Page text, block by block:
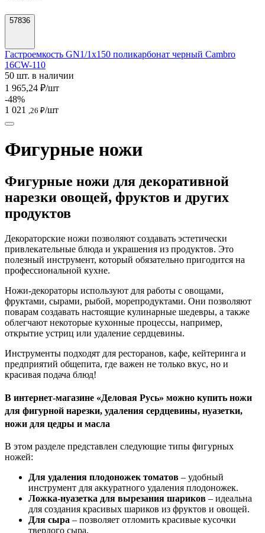
57836
Гастроемкость GN1/1х150 поликарбонат черный Cambro
16CW-110
50 шт. в наличии
1 965,24 ₽/шт
-48%
1 021
,26 ₽/шт
Фигурные ножи
Фигурные ножи для декоративной
нарезки овощей, фруктов и других
продуктов
Декораторские ножи позволяют создавать эстетически
привлекательные блюда и украшения из продуктов. Это
полезный инструмент, который обязательно пригодится на
профессиональной кухне.
Ножи-декораторы используют для работы с овощами,
фруктами, сырами, рыбой, морепродуктами. Они позволяют
поварам создавать настоящие кулинарные шедевры, а также
облегчают некоторые кухонные процессы, например,
открытие устриц или удаление сердцевины.
Инструменты подходят для ресторанов, кафе, кейтеринга и
предприятий общепита, где важен не только вкус, но и
красивая подача блюд!
В интернет-магазине «Деловая Русь» можно купить ножи
для фигурной нарезки, удаления сердцевины, нуазетки,
ножи для цедры и масла
В этом разделе представлен следующие типы фигурных
ножей:
Для удаления плодоножек томатов – удобный
инструмент для аккуратного удаления плодоножек.
Ложка-нуазетка для вырезания шариков – идеальна
для создания красивых шариков из фруктов и овощей.
Для сыра – позволяет отломить красивые кусочки
твердого сыра.